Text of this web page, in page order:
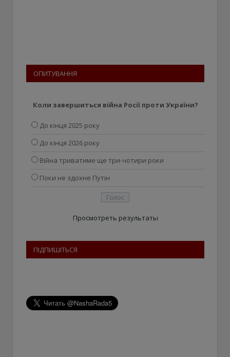
ОПИТУВАННЯ
Коли завершиться війна Росії проти України?
До кінця 2025 року
До кінця 2026 року
Війна триватиме ще три-чотири роки
Поки не здохне Путін
Просмотреть результаты
ПІДПИШІТЬСЯ